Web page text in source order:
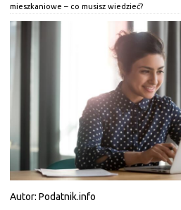
mieszkaniowe – co musisz wiedzieć?
Autor: Podatnik.info